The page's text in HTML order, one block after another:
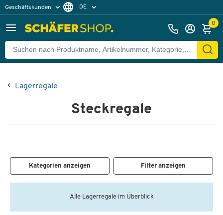
Geschäftskunden DE
0
Lagerregale
Steckregale
Kategorien anzeigen Filter anzeigen
Alle Lagerregale im Überblick